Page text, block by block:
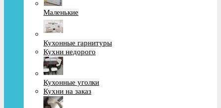
Маленькие
Кухонные гарнитуры
Кухни недорого
Кухонные уголки
Кухни на заказ